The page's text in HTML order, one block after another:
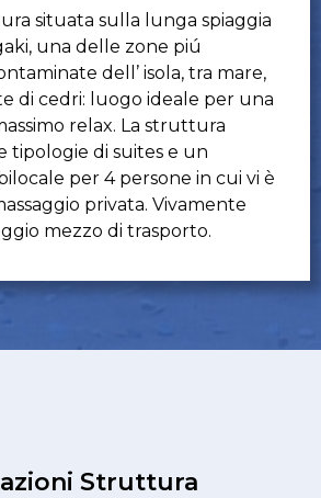
situata sulla lunga spiaggia
una delle zone piú
dell’ isola, tra mare,
di cedri: luogo ideale per una
relax. La struttura
tipologie di suites e un
per 4 persone in cui vi è
privata. Vivamente
mezzo di trasporto.
Struttura